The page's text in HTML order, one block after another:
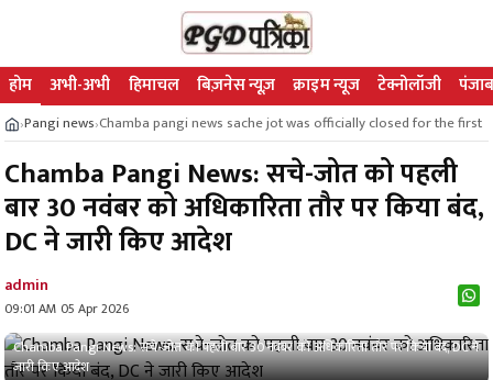
होम अभी-अभी हिमाचल बिज़नेस न्यूज़ क्राइम न्यूज टेक्नोलॉजी
›Pangi news›Chamba pangi news sache jot was officially closed for the first
Chamba Pangi News: सचे-जोत को पहली
बार 30 नवंबर को अधिकारिता तौर पर किया बंद,
DC ने जारी किए आदेश
admin
09:01 AM 05 Apr 2026
Chamba Pangi News: सचे-जोत को पहली बार 30 नवंबर को अधिकारिता तौर पर किया बंद, DC ने
जारी किए आदेश